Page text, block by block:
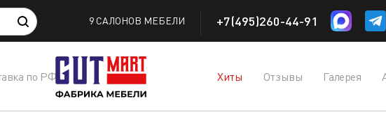
9 САЛОНОВ МЕБЕЛИ +7(495)260-44-91
по РФ Хиты Отзывы Галерея